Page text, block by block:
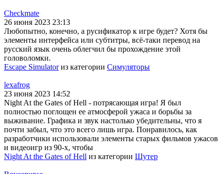
Checkmate
26 июня 2023 23:13
Любопытно, конечно, а русификатор к игре будет? Хотя бы
элементы интерфейса или субтитры, всё-таки перевод на
русский язык очень облегчил бы прохождение этой
головоломки.
Escape Simulatorиз категории Симуляторы
lexafrog
23 июня 2023 14:52
Night At the Gates of Hell - потрясающая игра! Я был
полностью поглощен ее атмосферой ужаса и борьбы за
выживание. Графика и звук настолько убедительны, что я
почти забыл, что это всего лишь игра. Понравилось, как
разработчики использовали элементы старых фильмов ужасов
и видеоигр из 90-х, чтобы
Night At the Gates of Hell из категории Шутер